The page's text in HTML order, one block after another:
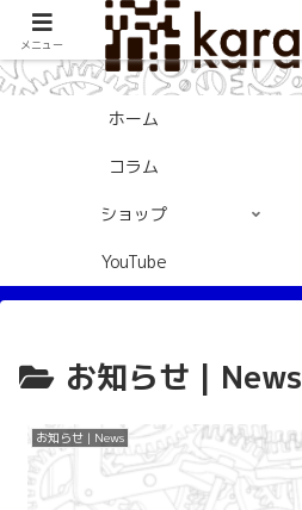
ホーム
コラム
ショップ
YouTube
お知らせ | News
お知らせ | News
メニュー